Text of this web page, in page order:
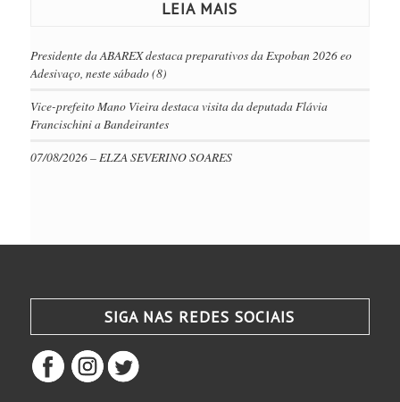
LEIA MAIS
Presidente da ABAREX destaca preparativos da Expoban 2026 eo
Adesivaço, neste sábado (8)
Vice-prefeito Mano Vieira destaca visita da deputada Flávia
Francischini a Bandeirantes
07/08/2026 – ELZA SEVERINO SOARES
SIGA NAS REDES SOCIAIS